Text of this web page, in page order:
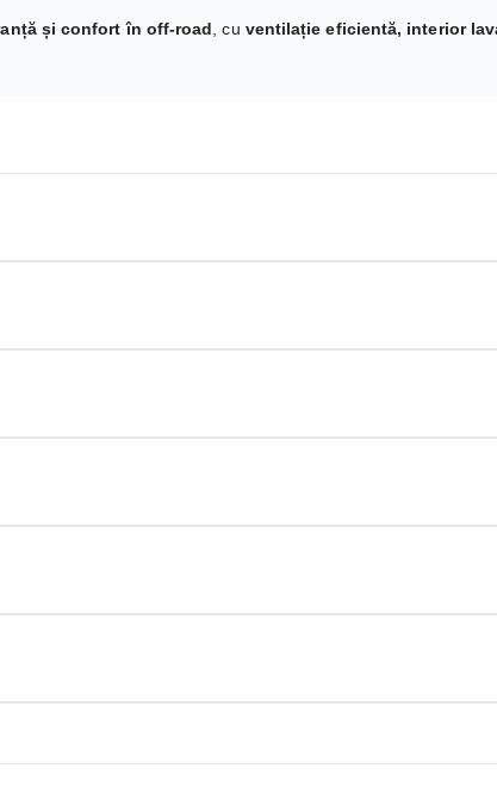
și confort în off-road, cu ventilație eficientă, interior